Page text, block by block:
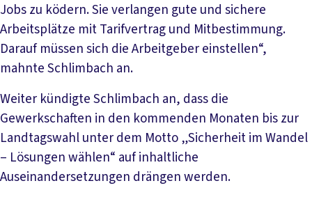
Jobs zu ködern. Sie verlangen gute und sichere
Arbeitsplätze mit Tarifvertrag und Mitbestimmung.
Darauf müssen sich die Arbeitgeber einstellen“,
mahnte Schlimbach an.
Weiter kündigte Schlimbach an, dass die
Gewerkschaften in den kommenden Monaten bis zur
Landtagswahl unter dem Motto „Sicherheit im Wandel
– Lösungen wählen“ auf inhaltliche
Auseinandersetzungen drängen werden.